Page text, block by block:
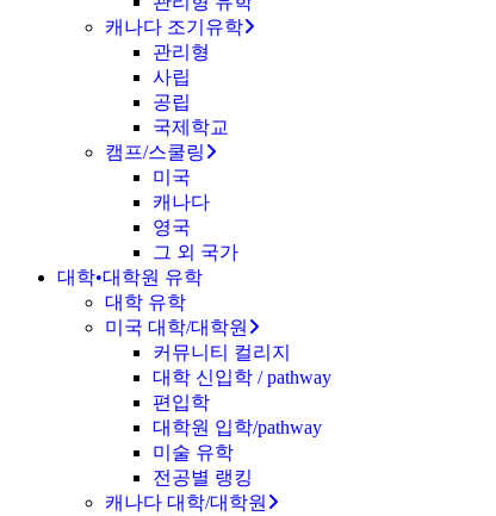
캐나다 조기유학
관리형
사립
공립
국제학교
캠프/스쿨링
미국
캐나다
영국
그 외 국가
대학•대학원 유학
대학 유학
미국 대학/대학원
커뮤니티 컬리지
대학 신입학 / pathway
편입학
대학원 입학/pathway
미술 유학
전공별 랭킹
캐나다 대학/대학원